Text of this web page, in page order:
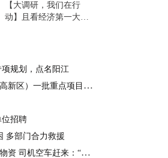
【大调研，我们在行
动】且看经济第一大省
规划，点名阳江
）一批重点项目集中投产
位招聘
多部门合力救援
机空车赶来：“免费拉！”